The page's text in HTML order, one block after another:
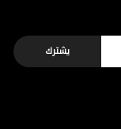
يشترك